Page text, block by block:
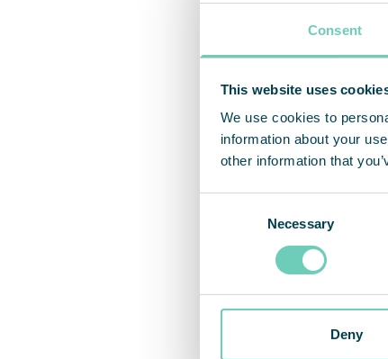
Consent
This website uses
We use cookies to
information about your
other information that
Necessary
Deny
«
et
pas